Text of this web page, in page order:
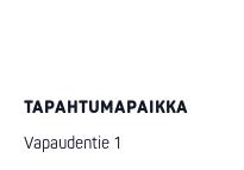
TAPAHTUMAPAIKKA
Vapaudentie 1